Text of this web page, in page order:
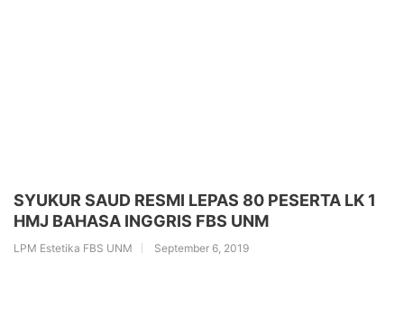
SYUKUR SAUD RESMI LEPAS 80 PESERTA LK 1
HMJ BAHASA INGGRIS FBS UNM
LPM Estetika FBS UNM September 6, 2019